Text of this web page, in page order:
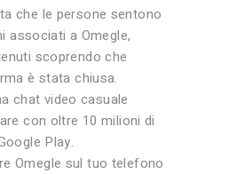
che le persone sentono
associati a Omegle,
scoprendo che
è stata chiusa.
chat video casuale
con oltre 10 milioni di
Play.
Omegle sul tuo telefono